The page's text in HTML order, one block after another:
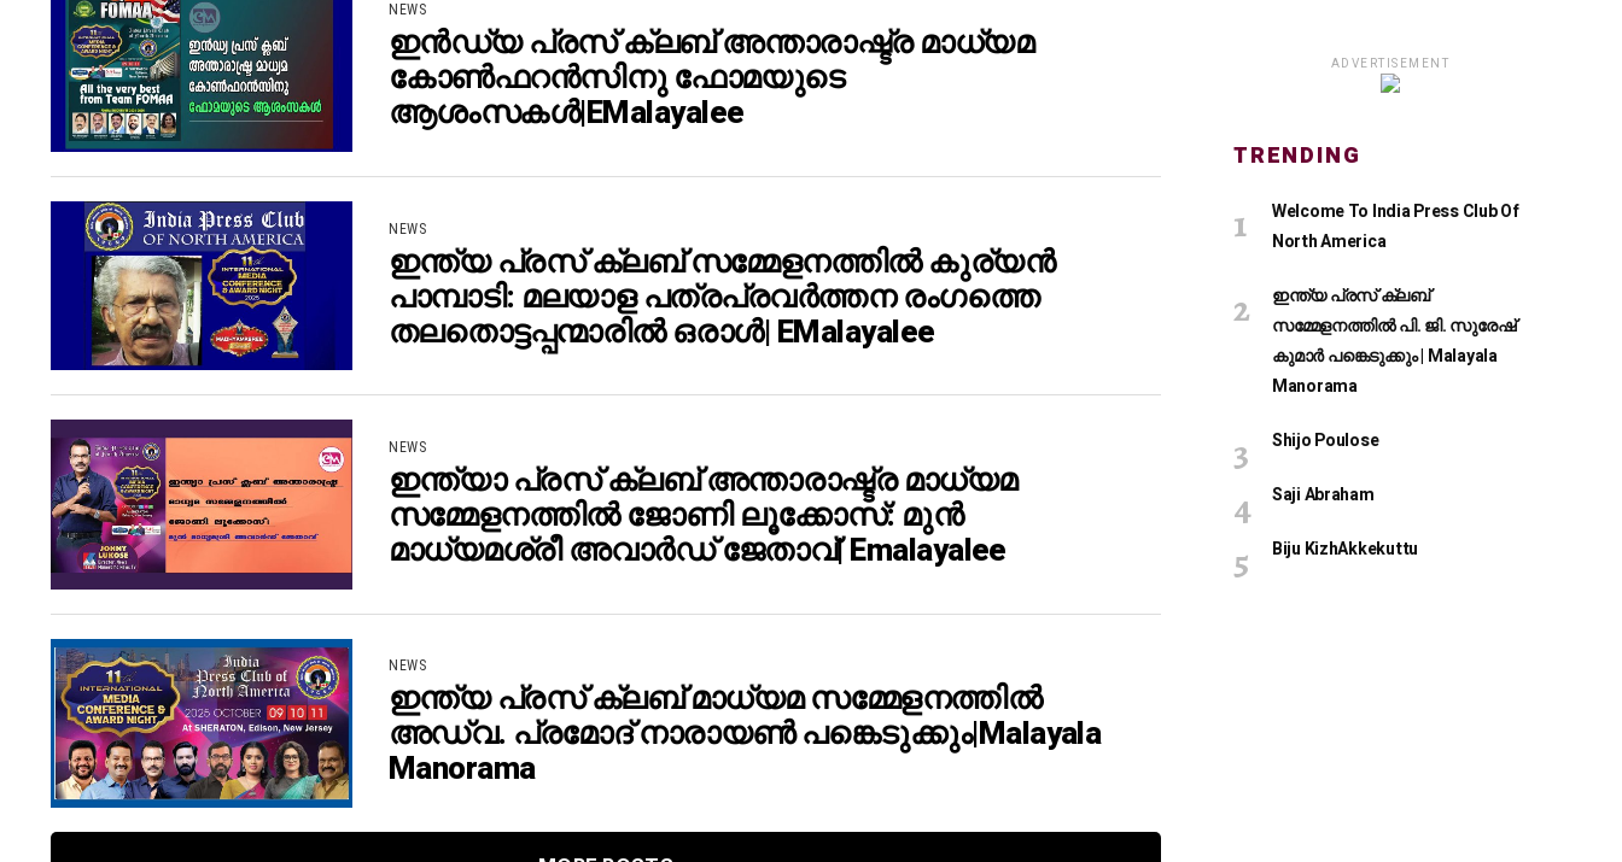
NEWS
ഇൻഡ്യ പ്രസ് ക്ലബ് അന്താരാഷ്ട്ര മാധ്യമ
കോൺഫറൻസിനു ഫോമയുടെ
ആശംസകൾ|eMalayalee
NEWS
ഇന്ത്യ പ്രസ് ക്ലബ് സമ്മേളനത്തിൽ കുര്യൻ
പാമ്പാടി: മലയാള പത്രപ്രവർത്തന രംഗത്തെ
തലതൊട്ടപ്പന്മാരിൽ ഒരാൾ| EMalayalee
NEWS
ഇന്ത്യാ പ്രസ് ക്ലബ് അന്താരാഷ്ട്ര മാധ്യമ
സമ്മേളനത്തില്‍ ജോണി ലൂക്കോസ്: മുന്‍
മാധ്യമശ്രീ അവാര്‍ഡ് ജേതാവ്| Emalayalee
NEWS
ഇന്ത്യ പ്രസ് ക്ലബ് മാധ്യമ സമ്മേളനത്തിൽ
അഡ്വ. പ്രമോദ് നാരായൺ പങ്കെടുക്കും|Malayala
Manorama
ADVERTISEMENT
TRENDING
Welcome To India Press Club Of
North America
ഇന്ത്യ പ്രസ് ക്ലബ്
സമ്മേളനത്തിൽ പി. ജി. സുരേഷ്
കുമാർ പങ്കെടുക്കും | Malayala
Manorama
Shijo Poulose
Saji Abraham
Biju KizhAkkekuttu